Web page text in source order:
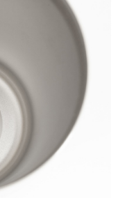
台灣）商業銀行
付方式。 讓您購物簡單
轉至「AFTEE先享後付」
結帳。
連結，可透過四大超商／
易完成。
您需要取消訂單，請聯絡
有效，需透過AFTEE先享